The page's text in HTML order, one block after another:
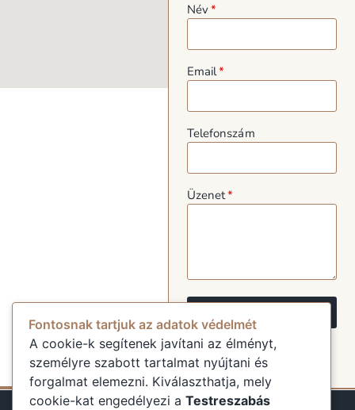
Név
Email
Telefonszám
Üzenet
Fontosnak tartjuk az adatok védelmét
A cookie-k segítenek javítani az élményt,
személyre szabott tartalmat nyújtani és
forgalmat elemezni. Kiválaszthatja, mely
cookie-kat engedélyezi a Testreszabás